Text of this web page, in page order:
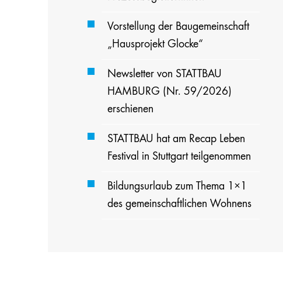
Vorstellung der Baugemeinschaft
„Hausprojekt Glocke“
Newsletter von STATTBAU
HAMBURG (Nr. 59/2026)
erschienen
STATTBAU hat am Recap Leben
Festival in Stuttgart teilgenommen
Bildungsurlaub zum Thema 1×1
des gemeinschaftlichen Wohnens